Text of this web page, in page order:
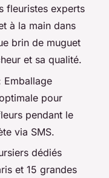
fleuristes experts
à la main dans
brin de muguet
et sa qualité.
Emballage
pour
pendant le
via SMS.
dédiés
et 15 grandes